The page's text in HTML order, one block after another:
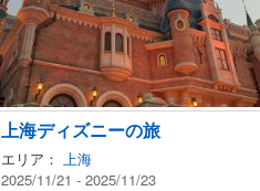
上海ディズニーの旅
エリア： 上海
2025/11/21 - 2025/11/23